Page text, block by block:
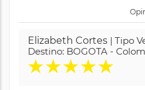
Elizabeth Cortes | Tipo
Destino: BOGOTA -
★★★★★